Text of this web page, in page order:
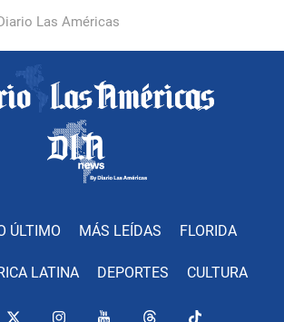
Las Américas
ÚLTIMO MÁS LEÍDAS FLORIDA
LATINA DEPORTES CULTURA